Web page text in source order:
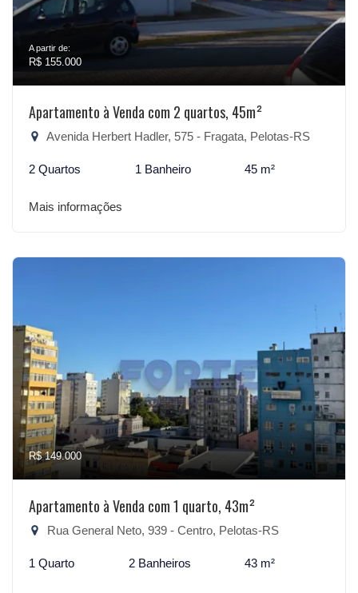
A partir de:
R$ 155.000
Apartamento à Venda com 2 quartos, 45m²
Avenida Herbert Hadler, 575 - Fragata, Pelotas-RS
2 Quartos 1 Banheiro 45 m²
Mais informações
R$ 149.000
Apartamento à Venda com 1 quarto, 43m²
Rua General Neto, 939 - Centro, Pelotas-RS
1 Quarto 2 Banheiros 43 m²